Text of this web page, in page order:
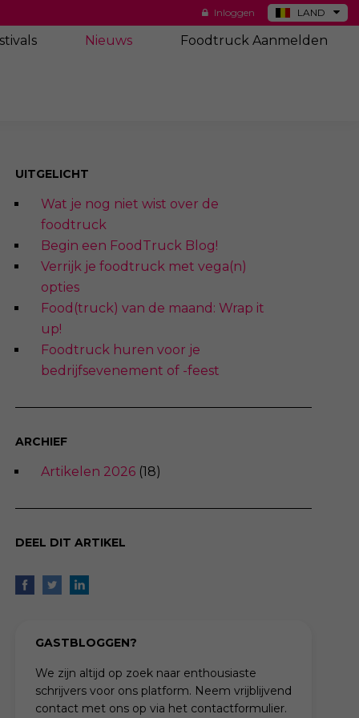
LAND
DE
Inloggen
Nieuws Foodtruck Aanmelden
UITGELICHT
Wat je nog niet wist over de
foodtruck
Begin een FoodTruck Blog!
Verrijk je foodtruck met vega(n)
opties
Food(truck) van de maand: Wrap it
up!
Foodtruck huren voor je
bedrijfsevenement of -feest
ARCHIEF
Artikelen 2026(18)
DEEL DIT ARTIKEL
GASTBLOGGEN?
We zijn altijd op zoek naar enthousiaste
schrijvers voor ons platform. Neem vrijblijvend
contact met ons op via het contactformulier.